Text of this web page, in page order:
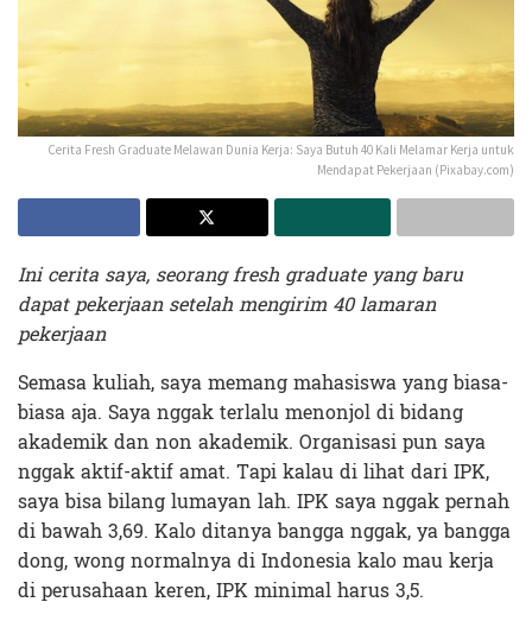
Cerita Fresh Graduate Melawan Dunia Kerja: Saya Butuh 40 Kali Melamar Kerja untuk
Mendapat Pekerjaan (Pixabay.com)
Ini cerita saya, seorang fresh graduate yang baru
dapat pekerjaan setelah mengirim 40 lamaran
pekerjaan
Semasa kuliah, saya memang mahasiswa yang biasa-
biasa aja. Saya nggak terlalu menonjol di bidang
akademik dan non akademik. Organisasi pun saya
nggak aktif-aktif amat. Tapi kalau di lihat dari IPK,
saya bisa bilang lumayan lah. IPK saya nggak pernah
di bawah 3,69. Kalo ditanya bangga nggak, ya bangga
dong, wong normalnya di Indonesia kalo mau kerja
di perusahaan keren, IPK minimal harus 3,5.